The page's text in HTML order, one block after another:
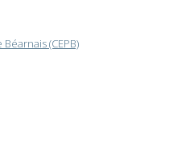
(CEPB)